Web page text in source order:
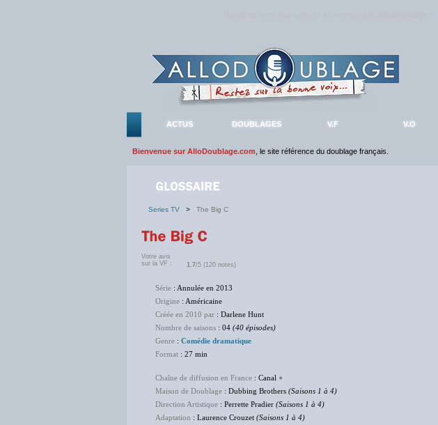
ACTUS DOUBLAGES V.F V.O
Bienvenue sur AlloDoublage.com , le site référence du doublage français.
Series TV > The Big C
Votre avis
sur la VF :
1.7/5 (120 notes)
Série : Annulée en 2013
Origine : Américaine
Créée en 2010 par : Darlene Hunt
Nombre de saisons : 04 (40 épisodes)
Genre : Comédie dramatique
Format : 27 min
Chaîne de diffusion en France : Canal +
Maison de Doublage : Dubbing Brothers (Saisons 1 à 4)
Direction Artistique : Perrette Pradier (Saisons 1 à 4)
Adaptation : Laurence Crouzet (Saisons 1 à 4)